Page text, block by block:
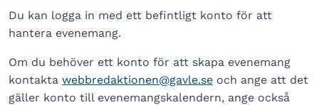
Du kan logga in med ett befintligt konto för att
hantera evenemang.
Om du behöver ett konto för att skapa evenemang
kontakta webbredaktionen@gavle.se och ange att det
gäller konto till evenemangskalendern, ange också